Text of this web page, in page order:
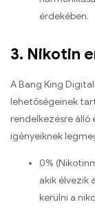
érdekében.
3. Nikotin
A Bang King
lehetőségeinek
rendelkezésre álló
igényeiknek
0%
akik élvezik
kerülni a